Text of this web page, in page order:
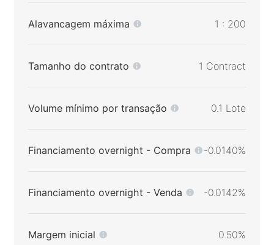
Alavancagem máxima 1 : 200
Tamanho do contrato 1 Contract
Volume mínimo por transação 0.1 Lote
Financiamento overnight - Compra -0.0140%
Financiamento overnight - Venda -0.0142%
Margem inicial 0.50%